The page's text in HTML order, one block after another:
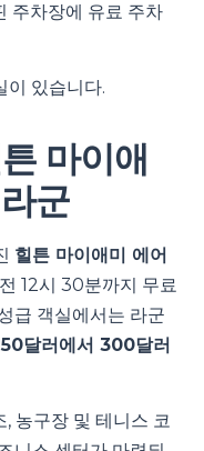
주차장에 유료 주차
이 있습니다.
마이애
군
힐튼 마이애미 에어
12시 30분까지 무료
급 객실에서는 라군
달러에서 300달러
농구장 및 테니스 코